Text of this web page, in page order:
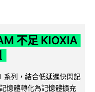
不足 KIOXIA
系列，結合低延遲快閃記
憶體轉化為記憶體擴充